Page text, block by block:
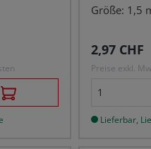
Größe: 1,5
Regulärer
2,97 CHF
Preise exkl.
Lieferbar,